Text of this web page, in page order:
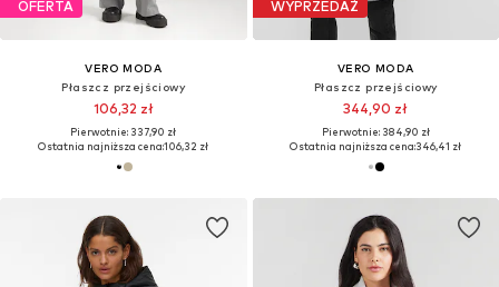
OFERTA
VERO MODA
Płaszcz przejściowy
106,32 zł
Pierwotnie: 337,90 zł
Ostatnia najniższa cena:106,32 zł
WYPRZEDAŻ
VERO MODA
Płaszcz przejściowy
344,90 zł
Pierwotnie: 384,90 zł
Ostatnia najniższa cena:346,41 zł